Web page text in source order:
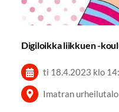
Digiloikka liikkuen -
ti 18.4.2023 klo
Imatran urheilutalo